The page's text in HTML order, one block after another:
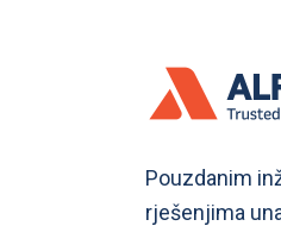
Pouzdanim
rješenjima